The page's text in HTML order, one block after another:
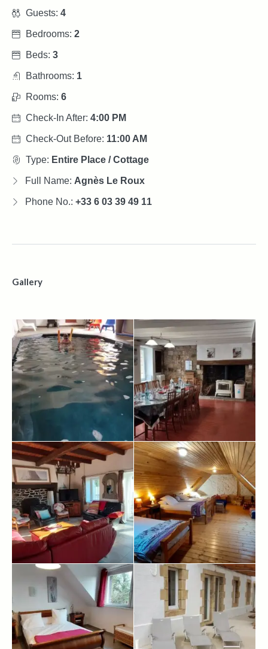
Guests: 4
Bedrooms: 2
Beds: 3
Bathrooms: 1
Rooms: 6
Check-In After: 4:00 PM
Check-Out Before: 11:00 AM
Type: Entire Place / Cottage
Full Name: Agnès Le Roux
Phone No.: +33 6 03 39 49 11
Gallery